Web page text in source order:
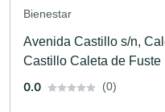
Bienestar
Avenida Castillo s/n,
Castillo Caleta de Fuste
0.0
(0)